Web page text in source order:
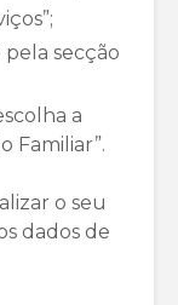
secção
a
Familiar”.
o seu
dados de